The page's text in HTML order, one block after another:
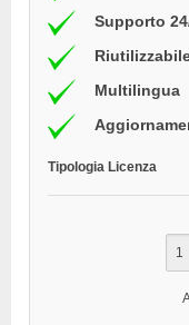
Supporto
Multilingua
Tipologia Licenza